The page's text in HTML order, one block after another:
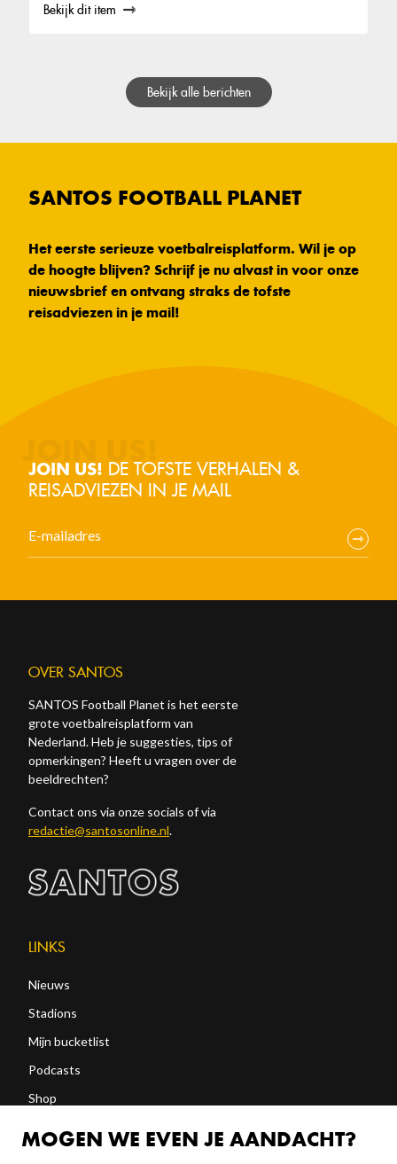
Bekijk dit item
Bekijk alle berichten
SANTOS FOOTBALL PLANET
Het eerste serieuze voetbalreisplatform. Wil je op
de hoogte blijven? Schrijf je nu alvast in voor onze
nieuwsbrief en ontvang straks de tofste
reisadviezen in je mail!
JOIN US! DE TOFSTE VERHALEN &
REISADVIEZEN IN JE MAIL
OVER SANTOS
SANTOS Football Planet is het eerste
grote voetbalreisplatform van
Nederland. Heb je suggesties, tips of
opmerkingen? Heeft u vragen over de
beeldrechten?
Contact ons via onze socials of via
redactie@santosonline.nl.
LINKS
Nieuws
Stadions
Mijn bucketlist
Podcasts
Shop
MOGEN WE EVEN JE AANDACHT?